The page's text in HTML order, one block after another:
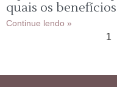
quais os
Continue lendo »
1